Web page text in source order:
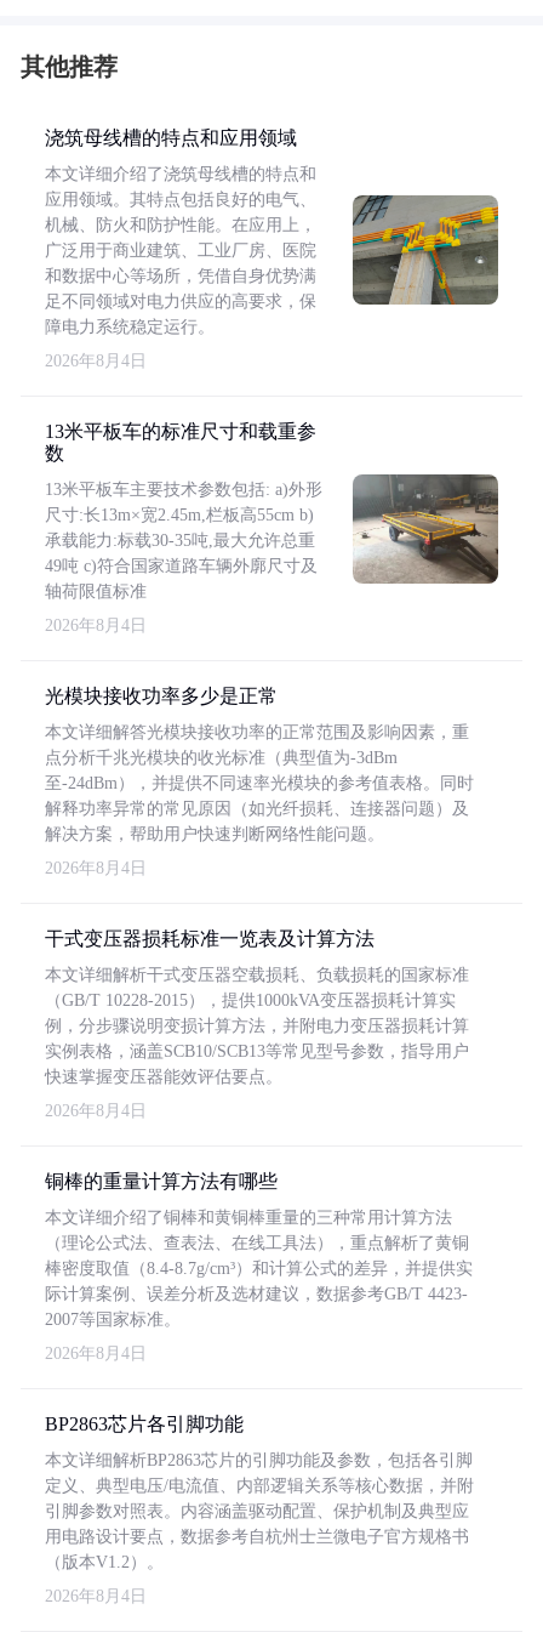
其他推荐
浇筑母线槽的特点和应用领域
本文详细介绍了浇筑母线槽的特点和
应用领域。其特点包括良好的电气、
机械、防火和防护性能。在应用上，
广泛用于商业建筑、工业厂房、医院
和数据中心等场所，凭借自身优势满
足不同领域对电力供应的高要求，保
障电力系统稳定运行。
2026年8月4日
13米平板车的标准尺寸和载重参
数
13米平板车主要技术参数包括: a)外形
尺寸:长13m×宽2.45m,栏板高55cm b)
承载能力:标载30-35吨,最大允许总重
49吨 c)符合国家道路车辆外廓尺寸及
轴荷限值标准
2026年8月4日
光模块接收功率多少是正常
本文详细解答光模块接收功率的正常范围及影响因素，重
点分析千兆光模块的收光标准（典型值为-3dBm
至-24dBm），并提供不同速率光模块的参考值表格。同时
解释功率异常的常见原因（如光纤损耗、连接器问题）及
解决方案，帮助用户快速判断网络性能问题。
2026年8月4日
干式变压器损耗标准一览表及计算方法
本文详细解析干式变压器空载损耗、负载损耗的国家标准
（GB/T 10228-2015），提供1000kVA变压器损耗计算实
例，分步骤说明变损计算方法，并附电力变压器损耗计算
实例表格，涵盖SCB10/SCB13等常见型号参数，指导用户
快速掌握变压器能效评估要点。
2026年8月4日
铜棒的重量计算方法有哪些
本文详细介绍了铜棒和黄铜棒重量的三种常用计算方法
（理论公式法、查表法、在线工具法），重点解析了黄铜
棒密度取值（8.4-8.7g/cm³）和计算公式的差异，并提供实
际计算案例、误差分析及选材建议，数据参考GB/T 4423-
2007等国家标准。
2026年8月4日
BP2863芯片各引脚功能
本文详细解析BP2863芯片的引脚功能及参数，包括各引脚
定义、典型电压/电流值、内部逻辑关系等核心数据，并附
引脚参数对照表。内容涵盖驱动配置、保护机制及典型应
用电路设计要点，数据参考自杭州士兰微电子官方规格书
（版本V1.2）。
2026年8月4日